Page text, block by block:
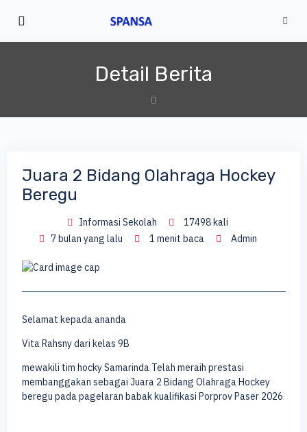
Detail Berita
Juara 2 Bidang Olahraga Hockey
Beregu
Informasi Sekolah
17498 kali
7 bulan yang lalu
1 menit baca Admin
Selamat kepada ananda
Vita Rahsny dari kelas 9B
mewakili tim hocky Samarinda Telah meraih prestasi
membanggakan sebagai Juara 2 Bidang Olahraga Hockey
beregu pada pagelaran babak kualifikasi Porprov Paser 2026